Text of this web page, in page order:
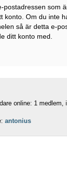
postadressen som
konto. Om du inte
så är detta e-
ditt konto med.
online: 1 medlem,
antonius